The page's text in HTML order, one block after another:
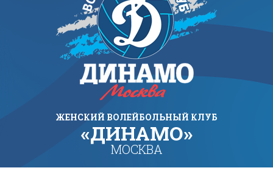
ЖЕНСКИЙ ВОЛЕЙБОЛЬНЫЙ КЛУБ
«ДИНАМО»
МОСКВА